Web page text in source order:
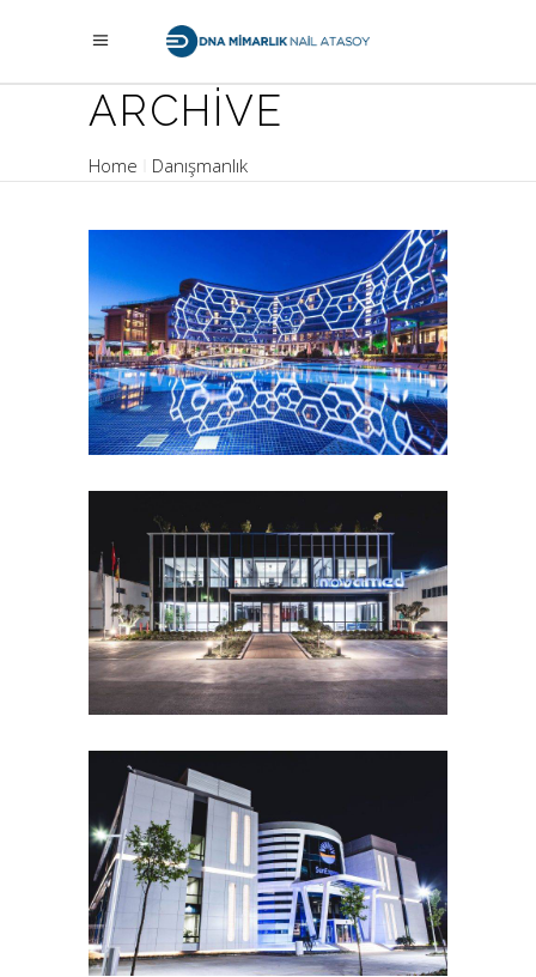
ARCHIVE
Home Danışmanlık
BOSPHORUS SORGUN HOTEL
Mimari İç Mimari Turizm
Ticari
Danışmanlık
NOVAMED ÜRETİM TESİSİ
Mimari İç Mimari
Endüstri
Yönetim Binaları
Danışmanlık
SUNEXPRESS HQ
Mimari İç Mimari
Yönetim Binaları
Danışmanlık